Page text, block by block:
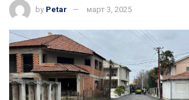
by Petar март 3, 2025